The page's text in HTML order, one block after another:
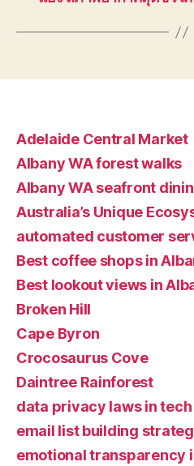
Adelaide Central Market
Albany WA forest walks
Albany WA seafront
Australia’s Unique
automated customer
Best coffee shops in
Best lookout views in
Broken Hill
Cape Byron
Crocosaurus Cove
Daintree Rainforest
data privacy laws in tech
email list building
emotional transparency